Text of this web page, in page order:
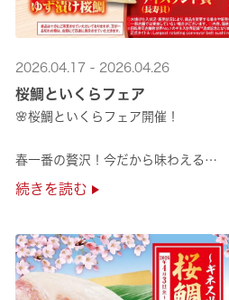
2026.04.17 - 2026.04.26
桜鯛といくらフェア
🌸桜鯛といくらフェア開催！
春一番の贅沢！今だから味わえる
旬の旨さの熟成🌸桜鯛と
是非お越しください✨
続きを読む